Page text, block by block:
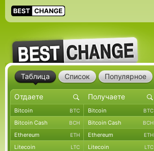
Таблица Список Популярное
Bitcoin BTC Bitcoin BTC
Bitcoin Cash BCH Bitcoin Cash BCH
Ethereum ETH Ethereum ETH
Litecoin LTC Litecoin LTC